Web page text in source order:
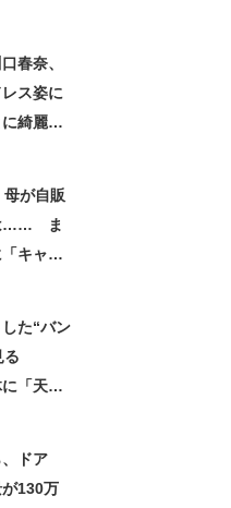
春奈、
ス姿に
綺麗」
が自販
…… ま
キャー
た“バン
る
「天
ドア
130万